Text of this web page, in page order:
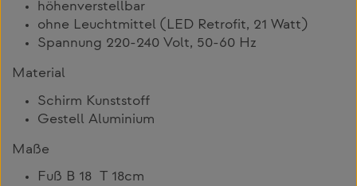
höhenverstellbar
ohne Leuchtmittel (LED Retrofit, 21 Watt)
Spannung 220-240 Volt, 50-60 Hz
Material
Schirm Kunststoff
Gestell Aluminium
Maße
Fuß B 18 T 18cm